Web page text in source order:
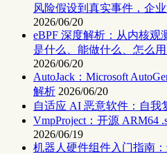
风险假设到真实事件，企
2026/06/20
eBPF 深度解析：从内核
是什么、能做什么、怎么
2026/06/20
AutoJack：Microsoft
解析 2026/06/20
自适应 AI 恶意软件：自我
VmpProject：开源 ARM64
2026/06/19
机器人硬件组件入门指南：